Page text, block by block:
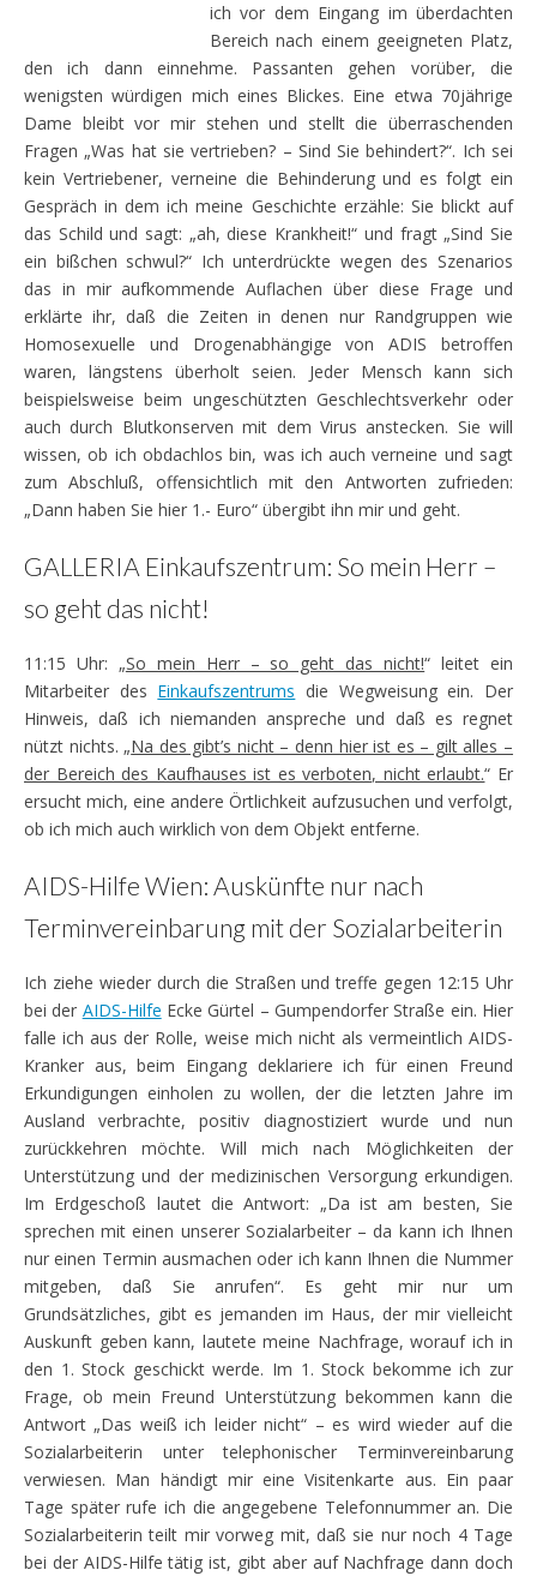
ich vor dem Eingang im überdachten
Bereich nach einem geeigneten Platz,
den ich dann einnehme. Passanten gehen vorüber, die
wenigsten würdigen mich eines Blickes. Eine etwa 70jährige
Dame bleibt vor mir stehen und stellt die überraschenden
Fragen „Was hat sie vertrieben? – Sind Sie behindert?“. Ich sei
kein Vertriebener, verneine die Behinderung und es folgt ein
Gespräch in dem ich meine Geschichte erzähle: Sie blickt auf
das Schild und sagt: „ah, diese Krankheit!“ und fragt „Sind Sie
ein bißchen schwul?“ Ich unterdrückte wegen des Szenarios
das in mir aufkommende Auflachen über diese Frage und
erklärte ihr, daß die Zeiten in denen nur Randgruppen wie
Homosexuelle und Drogenabhängige von ADIS betroffen
waren, längstens überholt seien. Jeder Mensch kann sich
beispielsweise beim ungeschützten Geschlechtsverkehr oder
auch durch Blutkonserven mit dem Virus anstecken. Sie will
wissen, ob ich obdachlos bin, was ich auch verneine und sagt
zum Abschluß, offensichtlich mit den Antworten zufrieden:
„Dann haben Sie hier 1.- Euro“ übergibt ihn mir und geht.
GALLERIA Einkaufszentrum: So mein Herr –
so geht das nicht!
11:15 Uhr: „So mein Herr – so geht das nicht!“ leitet ein
Mitarbeiter des Einkaufszentrums die Wegweisung ein. Der
Hinweis, daß ich niemanden anspreche und daß es regnet
nützt nichts. „Na des gibt’s nicht – denn hier ist es – gilt alles –
der Bereich des Kaufhauses ist es verboten, nicht erlaubt.“ Er
ersucht mich, eine andere Örtlichkeit aufzusuchen und verfolgt,
ob ich mich auch wirklich von dem Objekt entferne.
AIDS-Hilfe Wien: Auskünfte nur nach
Terminvereinbarung mit der Sozialarbeiterin
Ich ziehe wieder durch die Straßen und treffe gegen 12:15 Uhr
bei der AIDS-Hilfe Ecke Gürtel – Gumpendorfer Straße ein. Hier
falle ich aus der Rolle, weise mich nicht als vermeintlich AIDS-
Kranker aus, beim Eingang deklariere ich für einen Freund
Erkundigungen einholen zu wollen, der die letzten Jahre im
Ausland verbrachte, positiv diagnostiziert wurde und nun
zurückkehren möchte. Will mich nach Möglichkeiten der
Unterstützung und der medizinischen Versorgung erkundigen.
Im Erdgeschoß lautet die Antwort: „Da ist am besten, Sie
sprechen mit einen unserer Sozialarbeiter – da kann ich Ihnen
nur einen Termin ausmachen oder ich kann Ihnen die Nummer
mitgeben, daß Sie anrufen“. Es geht mir nur um
Grundsätzliches, gibt es jemanden im Haus, der mir vielleicht
Auskunft geben kann, lautete meine Nachfrage, worauf ich in
den 1. Stock geschickt werde. Im 1. Stock bekomme ich zur
Frage, ob mein Freund Unterstützung bekommen kann die
Antwort „Das weiß ich leider nicht“ – es wird wieder auf die
Sozialarbeiterin unter telephonischer Terminvereinbarung
verwiesen. Man händigt mir eine Visitenkarte aus. Ein paar
Tage später rufe ich die angegebene Telefonnummer an. Die
Sozialarbeiterin teilt mir vorweg mit, daß sie nur noch 4 Tage
bei der AIDS-Hilfe tätig ist, gibt aber auf Nachfrage dann doch